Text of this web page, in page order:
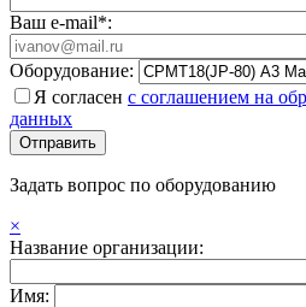
Ваш e-mail*:
Оборудование:
Я согласен с соглашением на
данных
Задать вопрос по оборудованию
×
Название организации:
Имя: